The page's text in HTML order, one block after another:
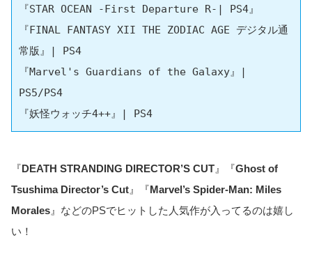
『STAR OCEAN -First Departure R-| PS4』
『FINAL FANTASY XII THE ZODIAC AGE デジタル通
常版』| PS4
『Marvel's Guardians of the Galaxy』|
PS5/PS4
『妖怪ウォッチ4++』| PS4
『DEATH STRANDING DIRECTOR’S CUT 』『Ghost of
Tsushima Director’s Cut 』『Marvel’s Spider-Man: Miles
Morales 』などのPSでヒットした人気作が入ってるのは嬉し
い！